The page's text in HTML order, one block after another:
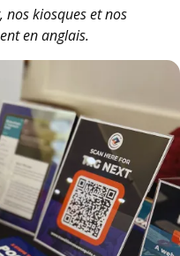
kiosques et nos
en anglais.